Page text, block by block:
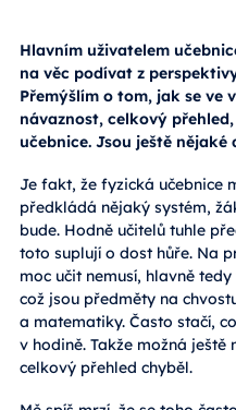
Hlavním uživatelem
na věc podívat z
Přemýšlím o tom, jak se ve
návaznost, celkový
učebnice. Jsou ještě
Je fakt, že fyzická učebnice
předkládá nějaký systém,
bude. Hodně učitelů tuhle
toto suplují o dost hůře. Na
moc učit nemusí, hlavně
což jsou předměty na
a matematiky. Často stačí,
v hodině. Takže možná
celkový přehled chyběl.